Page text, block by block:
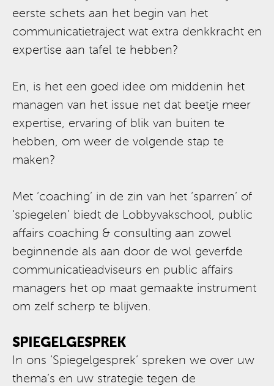
eerste schets aan het begin van het
communicatietraject wat extra denkkracht en
expertise aan tafel te hebben?
En, is het een goed idee om middenin het
managen van het issue net dat beetje meer
expertise, ervaring of blik van buiten te
hebben, om weer de volgende stap te
maken?
Met ‘coaching’ in de zin van het ‘sparren’ of
‘spiegelen’ biedt de Lobbyvakschool, public
affairs coaching & consulting aan zowel
beginnende als aan door de wol geverfde
communicatieadviseurs en public affairs
managers het op maat gemaakte instrument
om zelf scherp te blijven.
SPIEGELGESPREK
In ons ‘Spiegelgesprek’ spreken we over uw
thema’s en uw strategie tegen de